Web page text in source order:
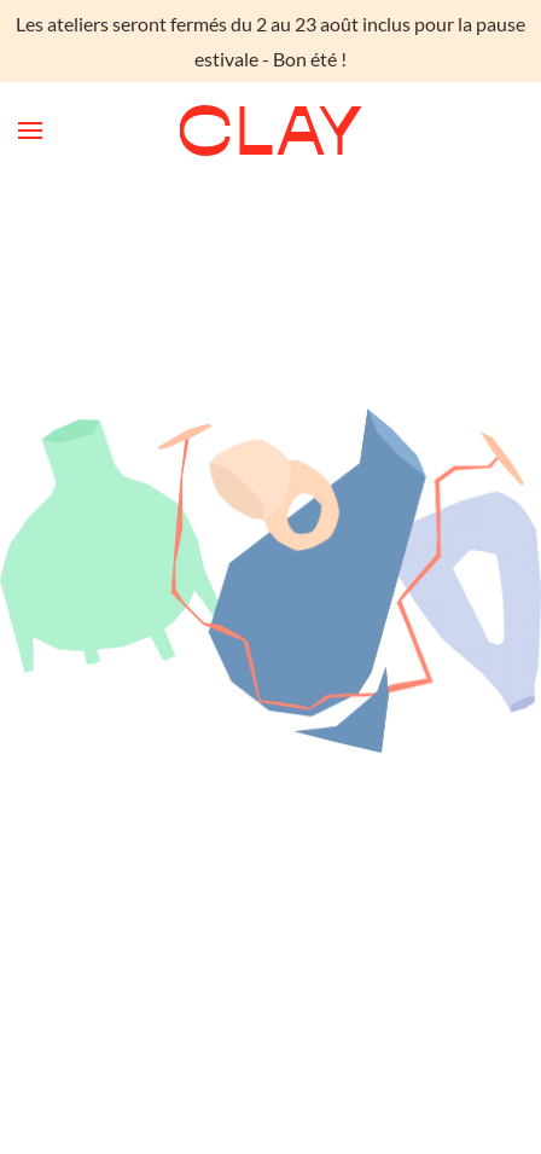
Les ateliers seront fermés du 2 au 23 août inclus pour la pause
estivale - Bon été !
Skip to main content